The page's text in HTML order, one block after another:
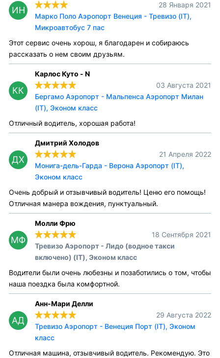
ИН
28 Января 2021
Марко Поло Аэропорт Венеция - Тревизо (IT),
Микроавтобус 7 пас
Этот сервис очень хорош, я благодарен и собираюсь
рассказать о нем своим друзьям.
КК
Карлос Куто - N
03 Августа 2021
Бергамо Аэропорт - Мальпенса Аэропорт Милан
(IT), Эконом класс
Отличный водитель, хорошая работа!
ДХ
Дмитрий Холодов
21 Апреля 2022
Монига-дель-Гарда - Верона Аэропорт (IT),
Эконом класс
Очень добрый и отзывчивый водитель! Ценю его помощь!
Отличная манера вождения, пунктуальный.
МФ
Молли Фрю
18 Сентября 2021
Тревизо Аэропорт - Лидо (водное такси
включено) (IT), Эконом класс
Водители были очень любезны и позаботились о том, чтобы
наша поездка была комфортной.
АД
Анн-Мари Делли
29 Августа 2022
Тревизо Аэропорт - Венеция Порт (IT), Эконом
класс
Отличная машина, отзывчивый водитель. Рекомендую. Это